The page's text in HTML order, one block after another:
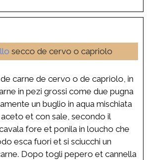
secco de cervo o capriolo
de carne de cervo o de capriolo, in
in pezi grossi come due pugna
un buglio in aqua mischiata
et con sale, secondo il
fore et ponila in loucho che
esca fuori et si sciucchi un
Dopo togli pepero et cannella